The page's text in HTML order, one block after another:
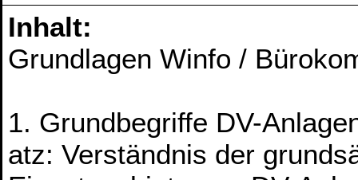
Inhalt:
Grundlagen Winfo /
1. Grundbegriffe DV-
atz: Verständnis der